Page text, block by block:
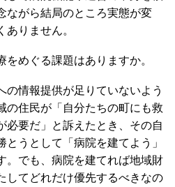
ながら結局のところ実態が変
りません。
めぐる課題はありますか。
の情報提供が足りていないよう
の住民が「自分たちの町にも救
必要だ」と訴えたとき、その自
うとして「病院を建てよう」
。でも、病院を建てれば地域財
してどれだけ優先するべきなの